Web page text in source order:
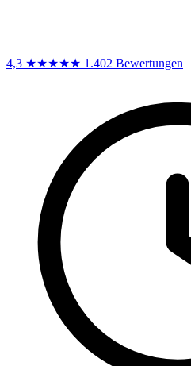
4,3 ★★★★★ 1.402 Bewertungen